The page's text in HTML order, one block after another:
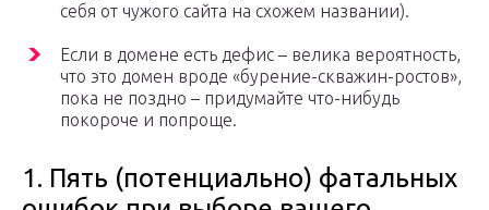
себя от чужого сайта на схожем названии).
Если в домене есть дефис – велика вероятность,
что это домен вроде «бурение-скважин-ростов»,
пока не поздно – придумайте что-нибудь
покороче и попроще.
1. Пять (потенциально) фатальных